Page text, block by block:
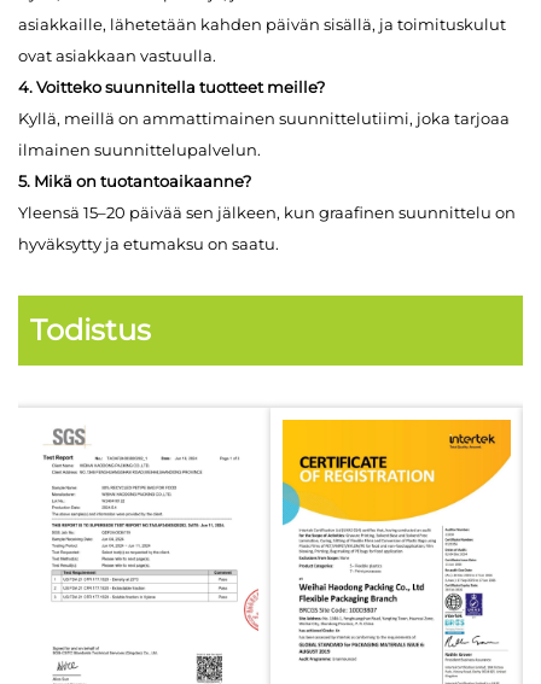
asiakkaille, lähetetään kahden päivän sisällä, ja toimituskulut
ovat asiakkaan vastuulla.
4. Voitteko suunnitella tuotteet meille?
Kyllä, meillä on ammattimainen suunnittelutiimi, joka tarjoaa
ilmainen suunnittelupalvelun.
5. Mikä on tuotantoaikaanne?
Yleensä 15–20 päivää sen jälkeen, kun graafinen suunnittelu on
hyväksytty ja etumaksu on saatu.
Todistus